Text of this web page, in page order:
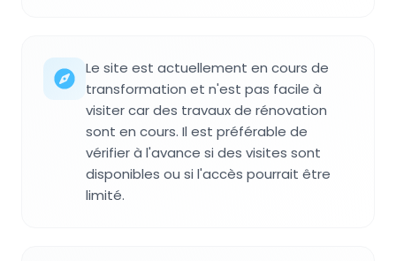
Le site est actuellement en cours de
transformation et n'est pas facile à
visiter car des travaux de rénovation
sont en cours. Il est préférable de
vérifier à l'avance si des visites sont
disponibles ou si l'accès pourrait être
limité.